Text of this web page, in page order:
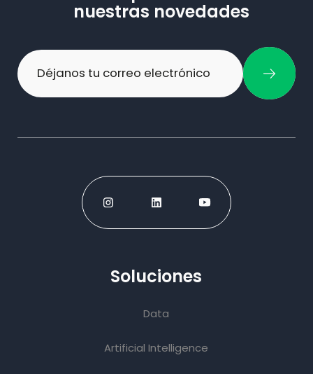
nuestras novedades
Soluciones
Data
Artificial Intelligence